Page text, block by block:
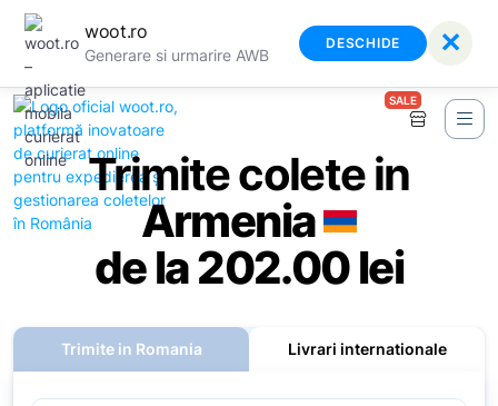
woot.ro
Generare si urmarire AWB
DESCHIDE ✕
SALE
Trimite colete in
Armenia
de la 202.00 lei
Trimite in Romania Livrari internationale